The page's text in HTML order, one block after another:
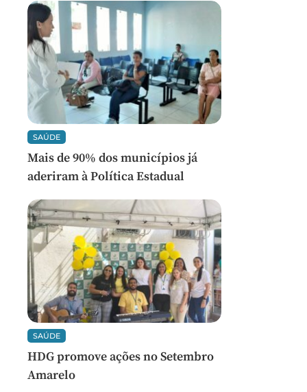
SAÚDE
Mais de 90% dos municípios já
aderiram à Política Estadual
SAÚDE
HDG promove ações no Setembro
Amarelo